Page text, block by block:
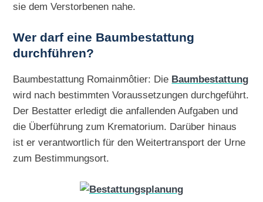
sie dem Verstorbenen nahe.
Wer darf eine Baumbestattung
durchführen?
Baumbestattung Romainmôtier: Die Baumbestattung
wird nach bestimmten Voraussetzungen durchgeführt.
Der Bestatter erledigt die anfallenden Aufgaben und
die Überführung zum Krematorium. Darüber hinaus
ist er verantwortlich für den Weitertransport der Urne
zum Bestimmungsort.